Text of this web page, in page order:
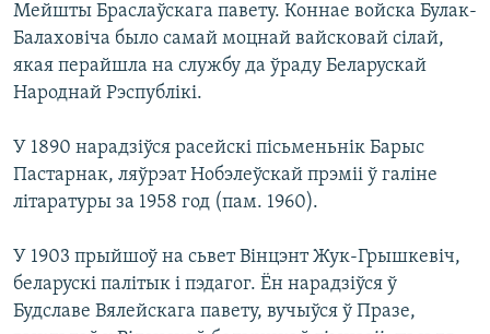
Мейшты Браслаўскага павету. Коннае войска Булак-
Балаховіча было самай моцнай вайсковай сілай,
якая перайшла на службу да ўраду Беларускай
Народнай Рэспублікі.
У 1890 нарадзіўся расейскі пісьменьнік Барыс
Пастарнак, ляўрэат Нобэлеўскай прэміі ў галіне
літаратуры за 1958 год (пам. 1960).
У 1903 прыйшоў на сьвет Вінцэнт Жук-Грышкевіч,
беларускі палітык і пэдагог. Ён нарадзіўся ў
Будславе Вялейскага павету, вучыўся ў Празе,